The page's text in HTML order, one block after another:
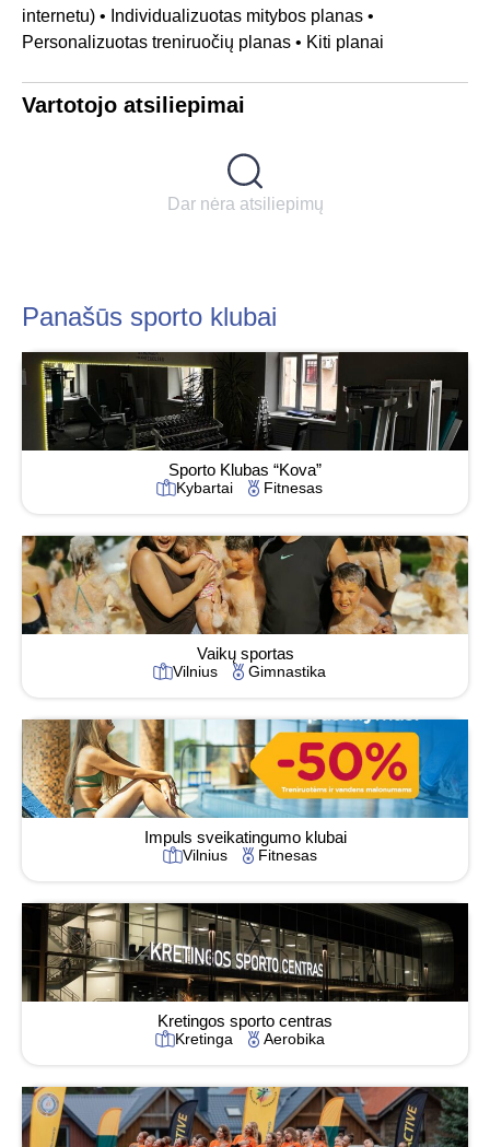
internetu) • Individualizuotas mitybos planas •
Personalizuotas treniruočių planas • Kiti planai
Vartotojo atsiliepimai
Dar nėra atsiliepimų
Panašūs sporto klubai
Sporto Klubas “Kova”
Kybartai Fitnesas
Vaikų sportas
Vilnius Gimnastika
Impuls sveikatingumo klubai
Vilnius Fitnesas
Kretingos sporto centras
Kretinga Aerobika